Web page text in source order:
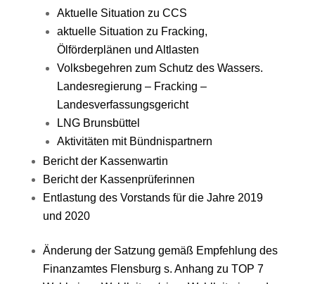
Aktuelle Situation zu CCS
aktuelle Situation zu Fracking,
Ölförderplänen und Altlasten
Volksbegehren zum Schutz des Wassers.
Landesregierung – Fracking –
Landesverfassungsgericht
LNG Brunsbüttel
Aktivitäten mit Bündnispartnern
Bericht der Kassenwartin
Bericht der Kassenprüferinnen
Entlastung des Vorstands für die Jahre 2019
und 2020
Änderung der Satzung gemäß Empfehlung des
Finanzamtes Flensburg s. Anhang zu TOP 7